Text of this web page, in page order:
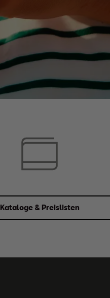
Kataloge & Preislisten